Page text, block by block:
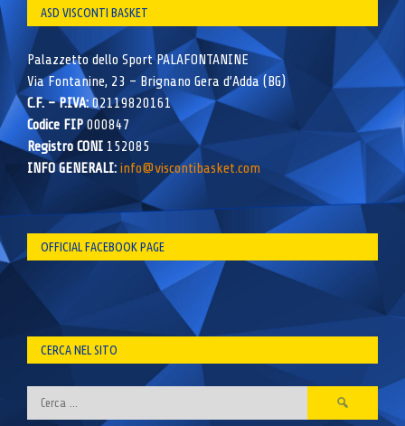
ASD VISCONTI BASKET
Palazzetto dello Sport PALAFONTANINE
Via Fontanine, 23 – Brignano Gera d’Adda (BG)
C.F. – P.IVA:02119820161
Codice FIP000847
Registro CONI 152085
INFO GENERALI: info@viscontibasket.com
OFFICIAL FACEBOOK PAGE
CERCA NEL SITO
Ricerca
per: